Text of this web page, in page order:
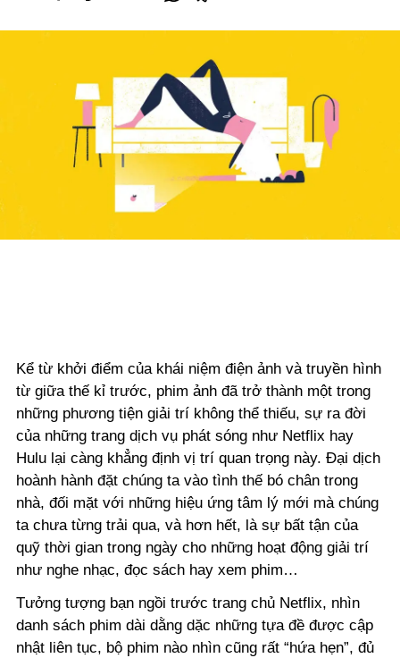
Kể từ khởi điểm của khái niệm điện ảnh và truyền hình
từ giữa thế kỉ trước, phim ảnh đã trở thành một trong
những phương tiện giải trí không thể thiếu, sự ra đời
của những trang dịch vụ phát sóng như Netflix hay
Hulu lại càng khẳng định vị trí quan trọng này. Đại dịch
hoành hành đặt chúng ta vào tình thế bó chân trong
nhà, đối mặt với những hiệu ứng tâm lý mới mà chúng
ta chưa từng trải qua, và hơn hết, là sự bất tận của
quỹ thời gian trong ngày cho những hoạt động giải trí
như nghe nhạc, đọc sách hay xem phim…
Tưởng tượng bạn ngồi trước trang chủ Netflix, nhìn
danh sách phim dài dằng dặc những tựa đề được cập
nhật liên tục, bộ phim nào nhìn cũng rất “hứa hẹn”, đủ